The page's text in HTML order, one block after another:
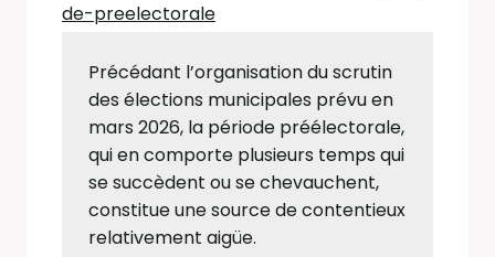
de-preelectorale
Précédant l’organisation du scrutin
des élections municipales prévu en
mars 2026, la période préélectorale,
qui en comporte plusieurs temps qui
se succèdent ou se chevauchent,
constitue une source de contentieux
relativement aigüe.